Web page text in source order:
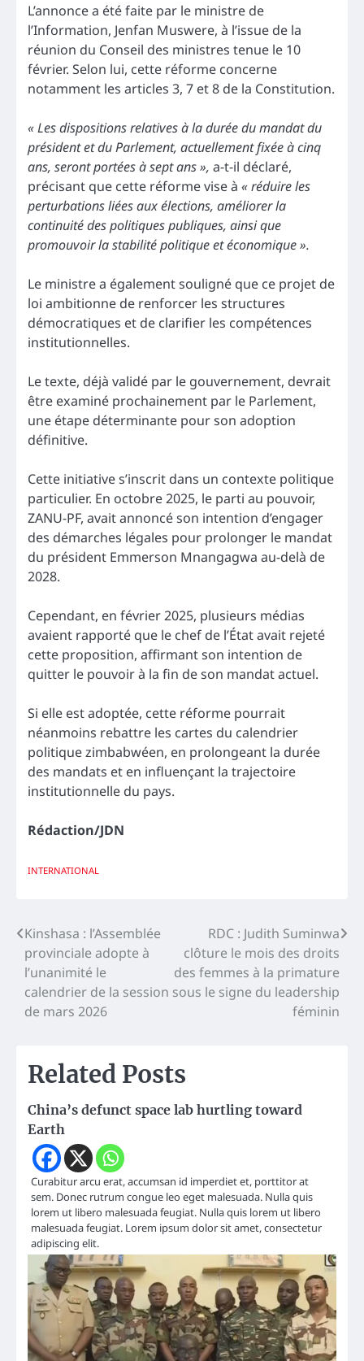
L’annonce a été faite par le ministre de
l’Information, Jenfan Muswere, à l’issue de la
réunion du Conseil des ministres tenue le 10
février. Selon lui, cette réforme concerne
notamment les articles 3, 7 et 8 de la Constitution.
« Les dispositions relatives à la durée du mandat du
président et du Parlement, actuellement fixée à cinq
ans, seront portées à sept ans », a-t-il déclaré,
précisant que cette réforme vise à « réduire les
perturbations liées aux élections, améliorer la
continuité des politiques publiques, ainsi que
promouvoir la stabilité politique et économique ».
Le ministre a également souligné que ce projet de
loi ambitionne de renforcer les structures
démocratiques et de clarifier les compétences
institutionnelles.
Le texte, déjà validé par le gouvernement, devrait
être examiné prochainement par le Parlement,
une étape déterminante pour son adoption
définitive.
Cette initiative s’inscrit dans un contexte politique
particulier. En octobre 2025, le parti au pouvoir,
ZANU-PF, avait annoncé son intention d’engager
des démarches légales pour prolonger le mandat
du président Emmerson Mnangagwa au-delà de
2028.
Cependant, en février 2025, plusieurs médias
avaient rapporté que le chef de l’État avait rejeté
cette proposition, affirmant son intention de
quitter le pouvoir à la fin de son mandat actuel.
Si elle est adoptée, cette réforme pourrait
néanmoins rebattre les cartes du calendrier
politique zimbabwéen, en prolongeant la durée
des mandats et en influençant la trajectoire
institutionnelle du pays.
Rédaction/JDN
INTERNATIONAL
Navigation
de
l’article
Kinshasa : l’Assemblée
provinciale adopte à
l’unanimité le
calendrier de la session
de mars 2026
RDC : Judith Suminwa
clôture le mois des droits
des femmes à la primature
sous le signe du leadership
féminin
Related Posts
China’s defunct space lab hurtling toward
Earth
Curabitur arcu erat, accumsan id imperdiet et, porttitor at
sem. Donec rutrum congue leo eget malesuada. Nulla quis
lorem ut libero malesuada feugiat. Nulla quis lorem ut libero
malesuada feugiat. Lorem ipsum dolor sit amet, consectetur
adipiscing elit.